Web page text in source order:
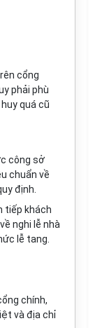
cổng
phải phù
quá cũ
công sở
chuẩn về
định.
tiếp khách
nghi lễ nhà
lễ tang.
chính,
và địa chỉ